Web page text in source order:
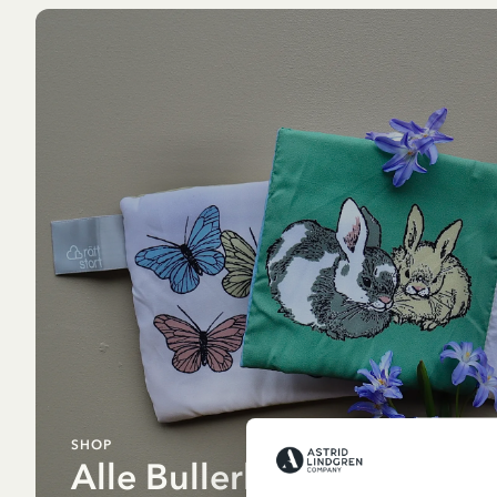
SHOP
Alle Bullerbü Produkte